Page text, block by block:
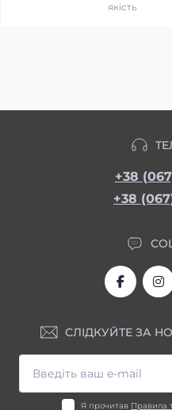
якість
+38
+38
СЛІДКУЙТЕ ЗА
Я прочитав Правила